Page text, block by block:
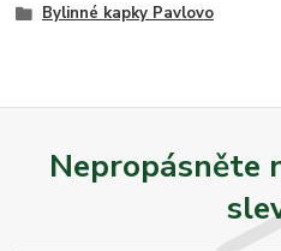
Bylinné kapky Pavlovo
Nepropásněte